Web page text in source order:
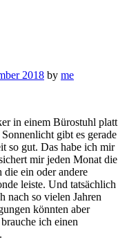
2018 by me
in einem Bürostuhl platt
gibt es gerade
so gut. Das habe ich mir
mir jeden Monat die
ein oder andere
leiste. Und tatsächlich
nach so vielen Jahren
könnten aber
ich einen